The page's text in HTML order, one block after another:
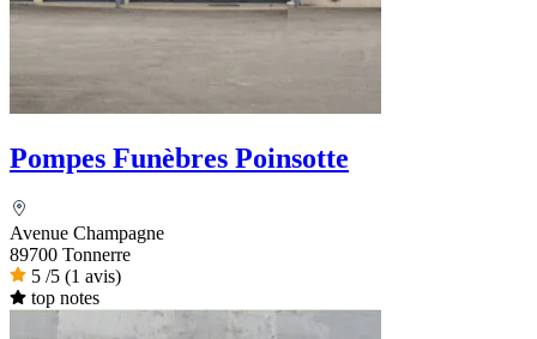
Pompes Funèbres Poinsotte
Avenue Champagne
89700 Tonnerre
5 /5 (1 avis)
top notes